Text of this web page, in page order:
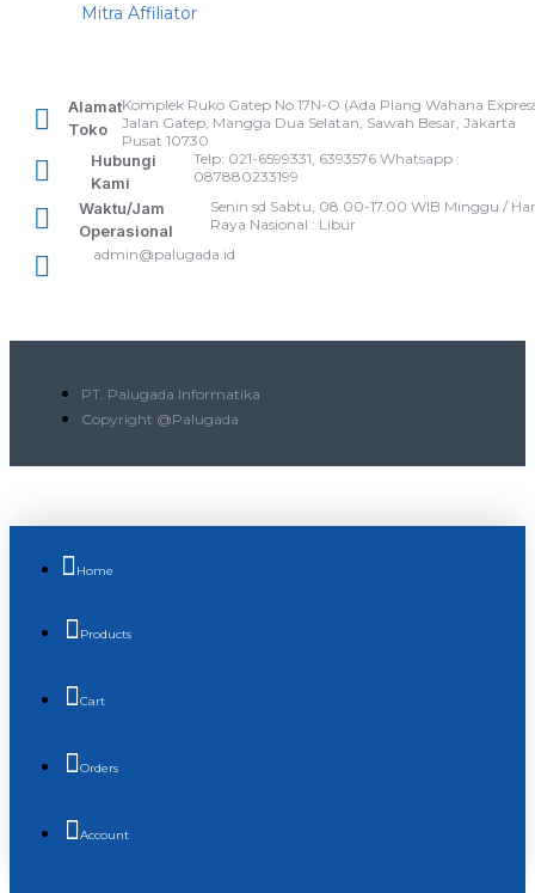
Mitra Affiliator
Alamat
Toko
Komplek Ruko Gatep No.17N-O (Ada Plang Wahana
Jalan Gatep, Mangga Dua Selatan, Sawah Besar, Jakarta
Pusat 10730
Hubungi
Kami
Telp: 021-6599331, 6393576 Whatsapp :
087880233199
Waktu/Jam
Operasional
Senin sd Sabtu, 08.00-17.00 WIB Minggu /
Raya Nasional : Libur
admin@palugada.id
PT. Palugada Informatika
Copyright @Palugada
Home
Products
Cart
Orders
Account